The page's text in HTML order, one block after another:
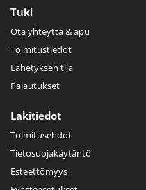
Tuki
Ota yhteyttä & apu
Toimitustiedot
Lähetyksen tila
Palautukset
Lakitiedot
Toimitusehdot
Tietosuojakäytäntö
Esteettömyys